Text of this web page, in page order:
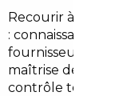
Recourir à un
: connaissance du
fournisseurs en
maîtrise des
contrôle